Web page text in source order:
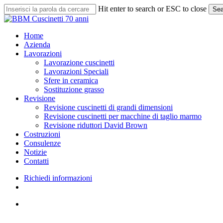
Skip
to
content
Hit enter to search or ESC to close
Close
search
Menu
Home
Azienda
Lavorazioni
Lavorazione cuscinetti
Lavorazioni Speciali
Sfere in ceramica
Sostituzione grasso
Revisione
Revisione cuscinetti di grandi dimensioni
Revisione cuscinetti per macchine di taglio marmo
Revisione riduttori David Brown
Costruzioni
Consulenze
Notizie
Contatti
Richiedi informazioni